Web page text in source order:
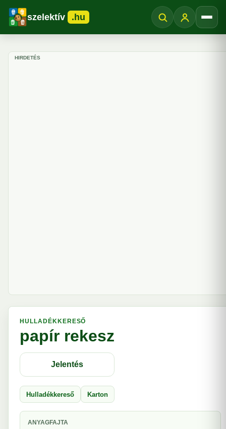
szelektív .hu
HIRDETÉS
HULLADÉKKERESŐ
papír rekesz
Jelentés
Hulladékkereső Karton
ANYAGFAJTA